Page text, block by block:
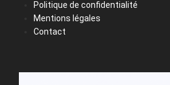
Politique de confidentialité
Mentions légales
Contact